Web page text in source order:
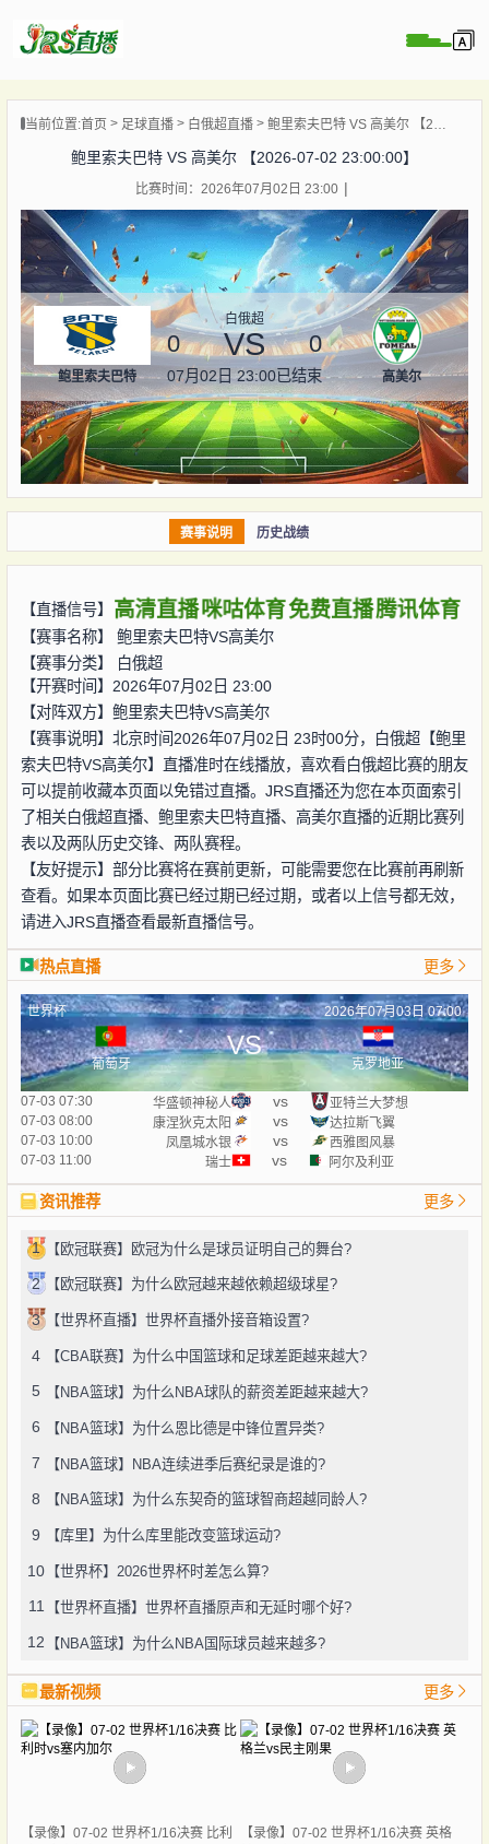
播
像
讯
直播
当前位置:首页 足球直播 白俄超直播 鲍里索夫巴特 VS 高美尔 【2026-07-02 23:00:00】
鲍里索夫巴特 VS 高美尔 【2026-07-02 23:00:00】
比赛时间：2026年07月02日 23:00
鲍里索夫巴特
白俄超
0 VS 0
07月02日 23:00已结束 高美尔
赛事说明 历史战绩
【直播信号】 高清直播 咪咕体育 免费直播 腾讯体育
【赛事名称】 鲍里索夫巴特VS高美尔
【赛事分类】
白俄超
【开赛时间】2026年07月02日 23:00
【对阵双方】 鲍里索夫巴特VS高美尔
【赛事说明】北京时间2026年07月02日 23时00分，白俄超【鲍里
索夫巴特VS高美尔】直播准时在线播放，喜欢看白俄超比赛的朋友
可以提前收藏本页面以免错过直播。JRS直播还为您在本页面索引
了相关白俄超直播、鲍里索夫巴特直播、高美尔直播的近期比赛列
表以及两队历史交锋、两队赛程。
【友好提示】部分比赛将在赛前更新，可能需要您在比赛前再刷新
查看。如果本页面比赛已经过期已经过期，或者以上信号都无效，
请进入JRS直播查看最新直播信号。
热点直播 更多
世界杯 2026年07月03日 07:00
葡萄牙
VS
克罗地亚
07-03 07:30 华盛顿神秘人 vs
亚特兰大梦想
07-03 08:00
康涅狄克太阳 vs
达拉斯飞翼
07-03 10:00
凤凰城水银 vs
西雅图风暴
07-03 11:00
瑞士 vs 阿尔及利亚
资讯推荐 更多
1 【欧冠联赛】欧冠为什么是球员证明自己的舞台?
2 【欧冠联赛】为什么欧冠越来越依赖超级球星?
3 【世界杯直播】世界杯直播外接音箱设置?
4 【CBA联赛】为什么中国篮球和足球差距越来越大?
5 【NBA篮球】为什么NBA球队的薪资差距越来越大?
6 【NBA篮球】为什么恩比德是中锋位置异类?
7 【NBA篮球】NBA连续进季后赛纪录是谁的?
8 【NBA篮球】为什么东契奇的篮球智商超越同龄人?
9 【库里】为什么库里能改变篮球运动?
10 【世界杯】2026世界杯时差怎么算?
11 【世界杯直播】世界杯直播原声和无延时哪个好?
12 【NBA篮球】为什么NBA国际球员越来越多?
最新视频 更多
【录像】07-02 世界杯1/16决赛 比利
【录像】07-02 世界杯1/16决赛 英格